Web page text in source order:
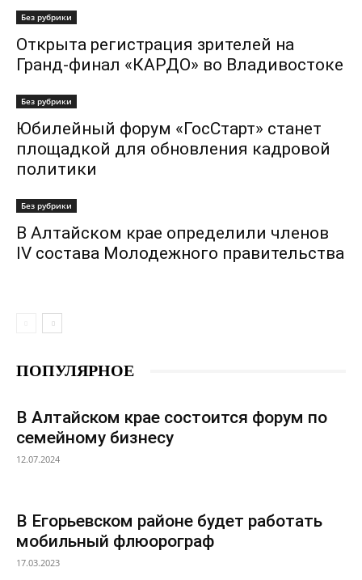
Без рубрики
Открыта регистрация зрителей на
Гранд-финал «КАРДО» во Владивостоке
Без рубрики
Юбилейный форум «ГосСтарт» станет
площадкой для обновления кадровой
политики
Без рубрики
В Алтайском крае определили членов
IV состава Молодежного правительства
ПОПУЛЯРНОЕ
В Алтайском крае состоится форум по
семейному бизнесу
12.07.2024
В Егорьевском районе будет работать
мобильный флюорограф
17.03.2023